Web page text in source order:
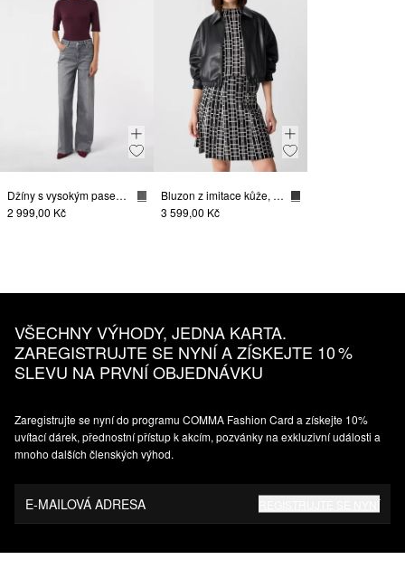
Džíny s vysokým pasem a širokými nohavicemi
2 999,00 Kč
Bluzon z imitace kůže, ve zkrácené délce
3 599,00 Kč
VŠECHNY VÝHODY, JEDNA KARTA.
ZAREGISTRUJTE SE NYNÍ A ZÍSKEJTE 10 %
SLEVU NA PRVNÍ OBJEDNÁVKU
Zaregistrujte se nyní do programu COMMA Fashion Card a získejte 10%
uvítací dárek, přednostní přístup k akcím, pozvánky na exkluzivní události a
mnoho dalších členských výhod.
E-MAILOVÁ ADRESA